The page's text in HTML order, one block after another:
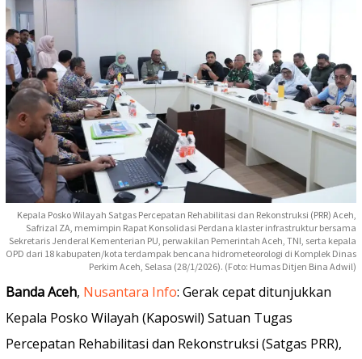
Kepala Posko Wilayah Satgas Percepatan Rehabilitasi dan Rekonstruksi (PRR) Aceh,
Safrizal ZA, memimpin Rapat Konsolidasi Perdana klaster infrastruktur bersama
Sekretaris Jenderal Kementerian PU, perwakilan Pemerintah Aceh, TNI, serta kepala
OPD dari 18 kabupaten/kota terdampak bencana hidrometeorologi di Komplek Dinas
Perkim Aceh, Selasa (28/1/2026). (Foto: Humas Ditjen Bina Adwil)
Banda Aceh, Nusantara Info: Gerak cepat ditunjukkan
Kepala Posko Wilayah (Kaposwil) Satuan Tugas
Percepatan Rehabilitasi dan Rekonstruksi (Satgas PRR),